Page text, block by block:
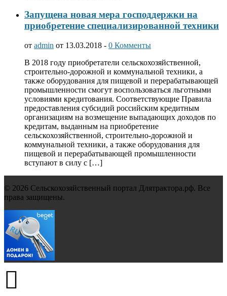
Запущена новая мера господдержки на
приобретение специализированной техники
от admin от 13.03.2018 - 0 Комменты
В 2018 году приобретатели сельскохозяйственной,
строительно-дорожной и коммунальной техники, а
также оборудования для пищевой и перерабатывающей
промышленности смогут воспользоваться льготными
условиями кредитования. Соответствующие Правила
предоставления субсидий российским кредитным
организациям на возмещение выпадающих доходов по
кредитам, выданным на приобретение
сельскохозяйственной, строительно-дорожной и
коммунальной техники, а также оборудования для
пищевой и перерабатывающей промышленности
вступают в силу с […]
© 2026 Сельскохозяйственный портал Длятрактора.рф. Все
права защищены.